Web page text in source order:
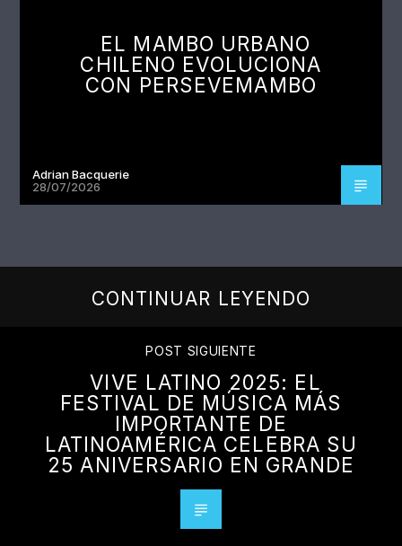
EL MAMBO URBANO
CHILENO EVOLUCIONA
CON PERSEVEMAMBO
Adrian Bacquerie
28/07/2026
CONTINUAR LEYENDO
POST SIGUIENTE
VIVE LATINO 2025: EL
FESTIVAL DE MÚSICA MÁS
IMPORTANTE DE
LATINOAMÉRICA CELEBRA SU
25 ANIVERSARIO EN GRANDE